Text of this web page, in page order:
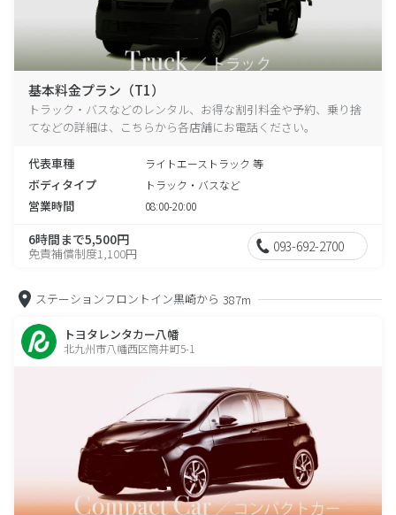
基本料金プラン（T1）
トラック・バスなどのレンタル、お得な割引料金や予約、乗り捨
てなどの詳細は、こちらから各店舗にお電話ください。
代表車種 ライトエーストラック 等
ボディタイプ トラック・バスなど
営業時間 08:00-20:00
6時間まで5,500円
免責補償制度1,100円 093-692-2700
ステーションフロントイン黒崎から 387m
トヨタレンタカー八幡
北九州市八幡西区筒井町5-1